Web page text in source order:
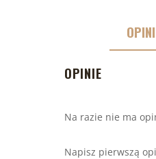
OPINIE
Na razie nie ma
Napisz pierwszą